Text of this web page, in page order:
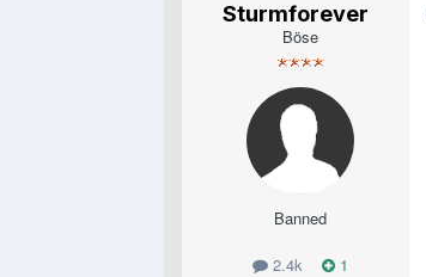
Sturmforever
Böse
Banned
2.4k
1